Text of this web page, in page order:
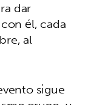
dar
él, cada
al
sigue